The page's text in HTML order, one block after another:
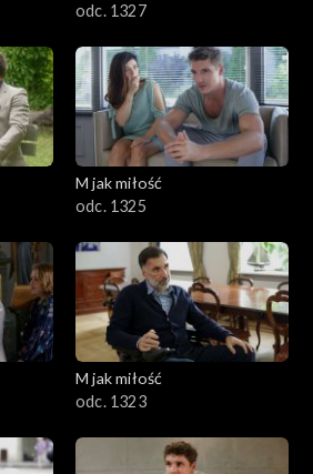
odc. 1327
M jak miłość
odc. 1325
M jak miłość
odc. 1323